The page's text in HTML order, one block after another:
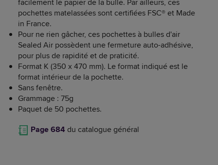
facilement le papier de la bulle. Par ailleurs, ces
pochettes matelassées sont certifiées FSC® et Made
in France.
Pour ne rien gâcher, ces pochettes à bulles d'air
Sealed Air possèdent une fermeture auto-adhésive,
pour plus de rapidité et de praticité.
Format K (350 x 470 mm). Le format indiqué est le
format intérieur de la pochette.
Sans fenêtre.
Grammage : 75g
Paquet de 50 pochettes.
Page 684 du catalogue général